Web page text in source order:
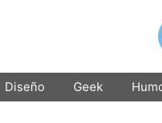
Diseño Geek